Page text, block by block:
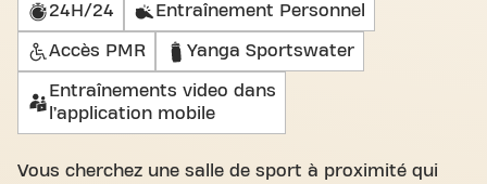
24H/24 Entraînement Personnel
Accès PMR Yanga Sportswater
Entraînements video dans
l’application mobile
Vous cherchez une salle de sport à proximité qui